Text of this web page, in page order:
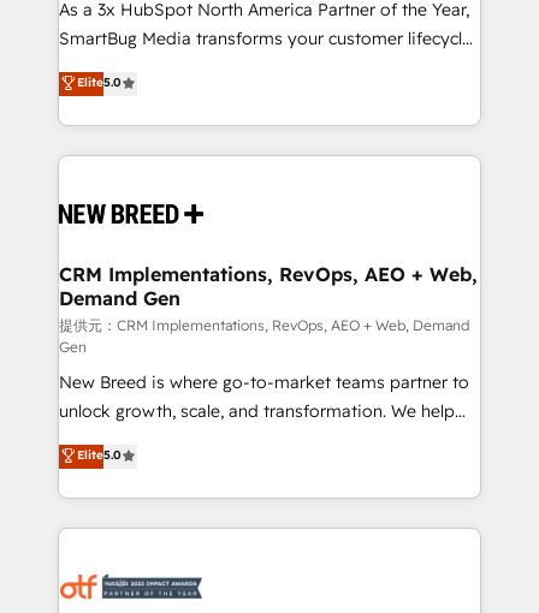
Marketo・Pardot等からの移行、カスタム設計、履歴
Perplexity等のAI検索からの流入・引用を前提にコンテ
ンツとサイト構造を最適化。 🏆 なぜ100incを選ぶの
ISO9001:2015 取得 ✓ 400社以上の導入実績 ✓
HubSpot大百科 出版 CRM・AI活用に関するご相談、現
せください。
custom AI agents, and high-integrity migrations for
total reporting clarity. Security & Compliance: SOC 2
security. 🏆 Why Bluleadz? GTM OS Partner | 16+
Years Experience | 1,000+ Five-Star Reviews
As a 3x HubSpot North America Partner of the Year,
SmartBug Media transforms your customer lifecycle
into a revenue engine. Our unified ecosystem
includes specialized divisions Globalia (AI &
Software) and Point Success Media (Paid Media),
making this the official home for all three brands. 🔄
and system integrations powered by Globalia’s
trainers to drive platform adoption. 📈 Revenue
Generation - Full-funnel marketing and high-
performance advertising via Point Success Media. -
Expert deployment of Breeze AI and custom agents
to automate growth. 🏆 Elite Excellence - 8 platform
accreditations and deep HIPAA-compliance
expertise. - A team of 250+ experts dedicated to
your resilient growth.
Elite5.0
CRM Implementations, RevOps, AEO + Web,
Demand Gen
提供元：CRM Implementations, RevOps, AEO + Web, Demand
Gen
New Breed is where go-to-market teams partner to
unlock growth, scale, and transformation. We help
companies activate HubSpot’s AI-powered
customer platform and operationalize HubSpot’s
Loop Marketing framework through expert-led
services, smart agents, and purpose-built apps,
results, fast. ⚙️CRM & RevOps: Align all Hubs to your
Elite5.0